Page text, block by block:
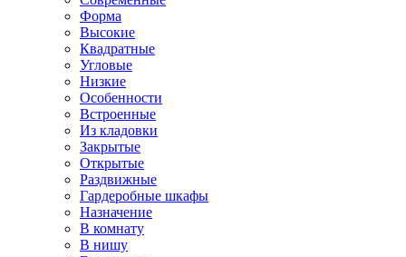
Форма
Высокие
Квадратные
Угловые
Низкие
Особенности
Встроенные
Из кладовки
Закрытые
Открытые
Раздвижные
Гардеробные шкафы
Назначение
В комнату
В нишу